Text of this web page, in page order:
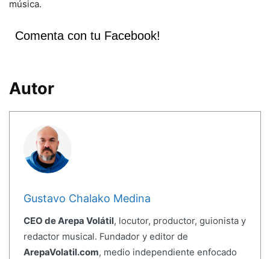
música.
Comenta con tu Facebook!
Autor
Gustavo Chalako Medina
CEO de Arepa Volátil, locutor, productor, guionista y
redactor musical. Fundador y editor de
ArepaVolatil.com, medio independiente enfocado